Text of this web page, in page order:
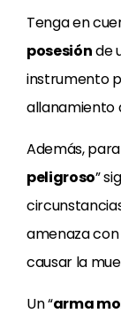
Tenga en
posesiónde
instrumento
allanamiento
Además,
peligroso”
amenaza
causar la
Un “arma